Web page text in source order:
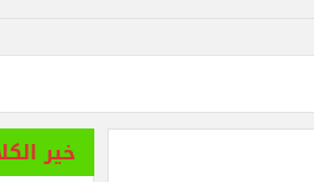
خير الكلام ما